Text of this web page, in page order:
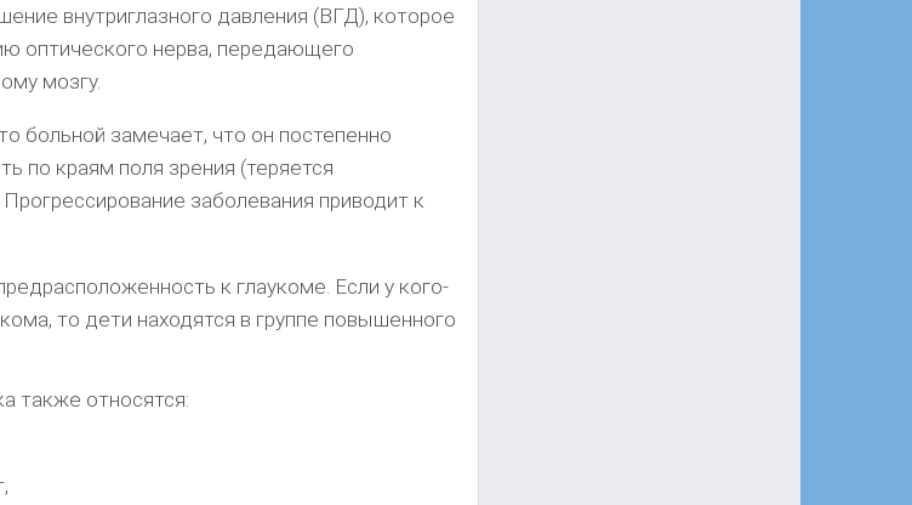
внутриглазного давления (ВГД), которое
оптического нерва, передающего
мозгу.
больной замечает, что он постепенно
по краям поля зрения (теряется
заболевания приводит к
к глаукоме. Если у кого-
то дети находятся в группе повышенного
также относятся: